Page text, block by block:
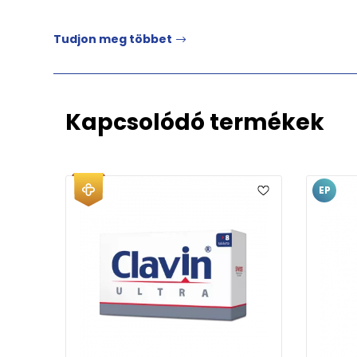
Tudjon meg többet
Kapcsolódó termékek
EP